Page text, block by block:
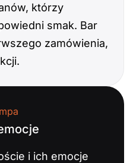
którzy
smak. Bar
zamówienia,
i ich emocje